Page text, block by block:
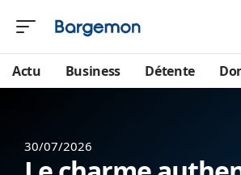
Actu Business Détente
30/07/2026